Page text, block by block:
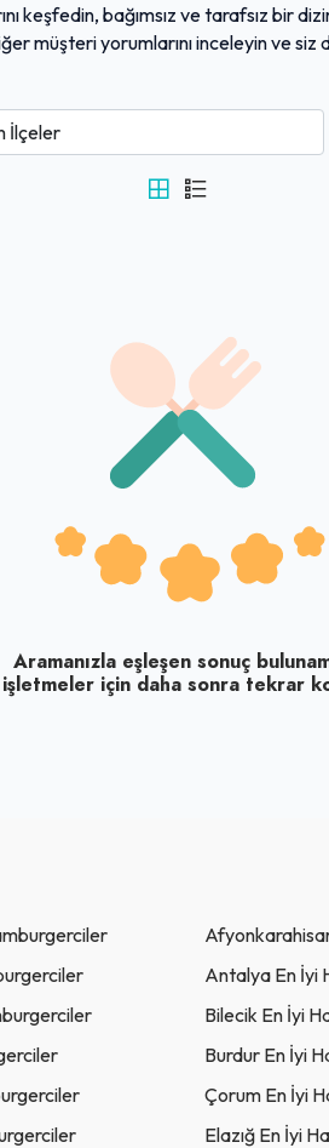
keşfedin, bağımsız ve tarafsız bir
müşteri yorumlarını inceleyin ve siz
Aramanızla eşleşen sonuç
işletmeler için daha sonra tekrar
Antalya En İyi
Bilecik En İyi
Burdur En İyi
Çorum En İyi
Elazığ En İyi